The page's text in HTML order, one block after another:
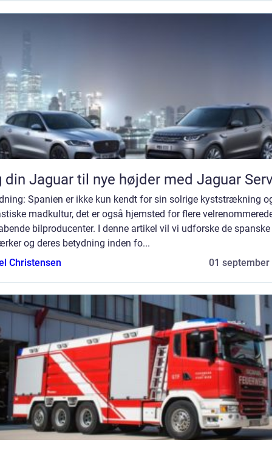
din Jaguar til nye højder med Jaguar
Spanien er ikke kun kendt for sin solrige kyststrækning
madkultur, det er også hjemsted for flere
bilproducenter. I denne artikel vil vi udforske de spanske
og deres betydning inden fo...
Christensen
01 september